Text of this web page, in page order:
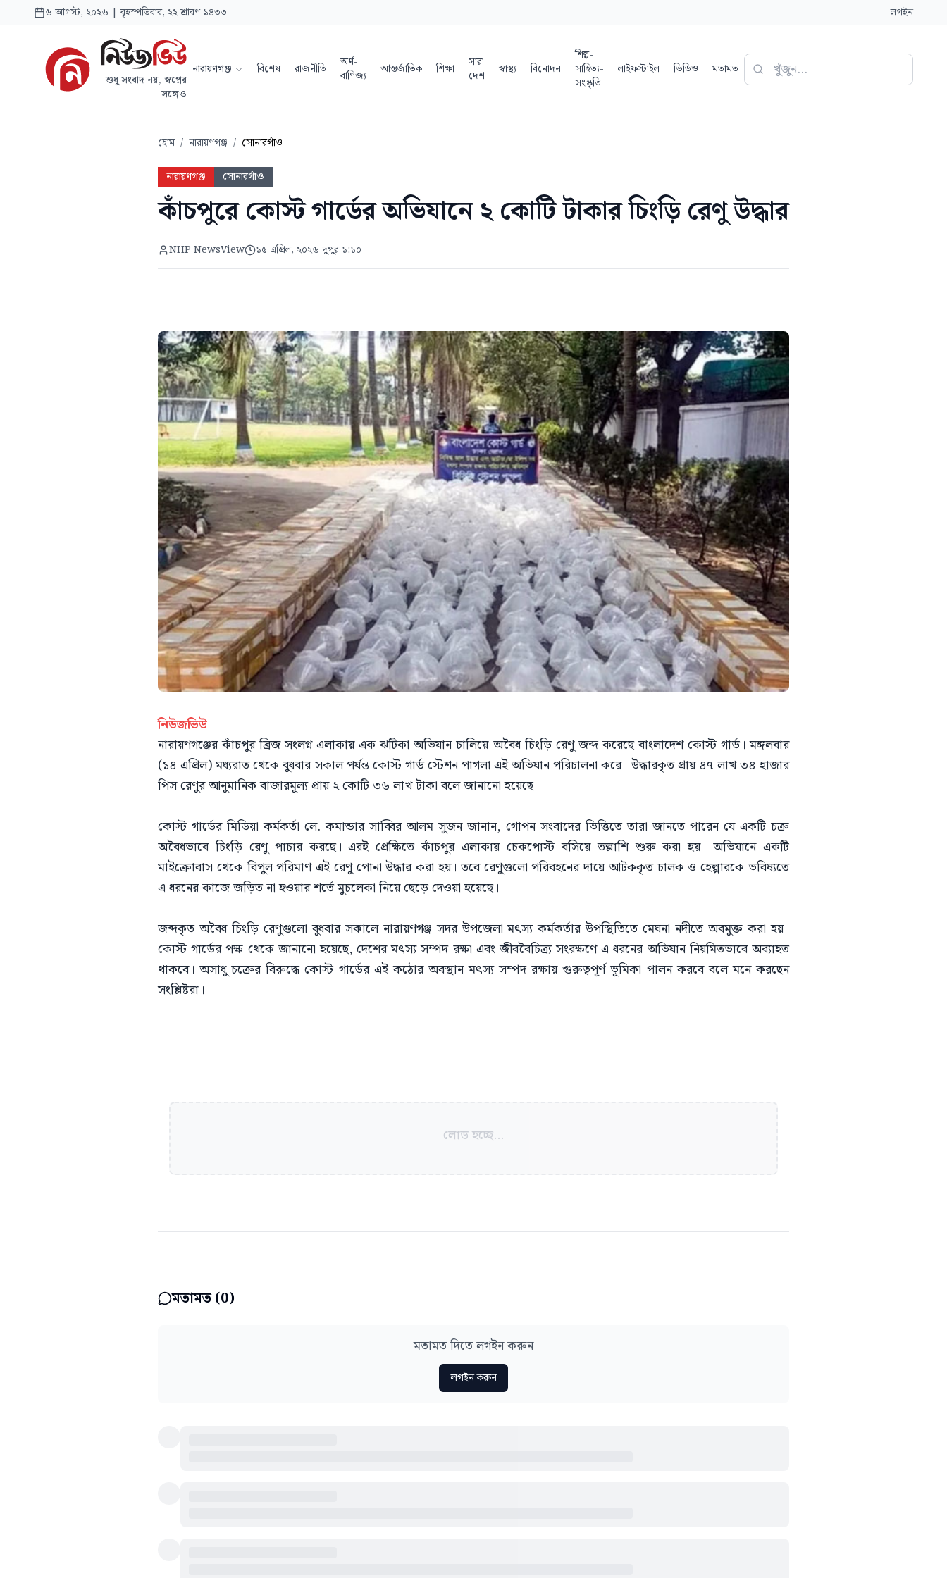
৬ আগস্ট, ২০২৬ | বৃহস্পতিবার, ২২ শ্রাবণ ১৪৩৩ লগইন
শুধু সংবাদ নয়, স্বপ্নের
সঙ্গেও
নারায়ণগঞ্জ বিশেষ রাজনীতি
অর্থ-
বাণিজ্য
আন্তর্জাতিক শিক্ষা
সারা
দেশ
স্বাস্থ্য বিনোদন
শিল্প-
সাহিত্য-
সংস্কৃতি
লাইফস্টাইল ভিডিও মতামত
হোম / নারায়ণগঞ্জ / সোনারগাঁও
নারায়ণগঞ্জ সোনারগাঁও
কাঁচপুরে কোস্ট গার্ডের অভিযানে ২ কোটি টাকার চিংড়ি রেণু উদ্ধার
NHP NewsView ১৫ এপ্রিল, ২০২৬ দুপুর ১:১০
নিউজভিউ
নারায়ণগঞ্জের কাঁচপুর ব্রিজ সংলগ্ন এলাকায় এক ঝটিকা অভিযান চালিয়ে অবৈধ চিংড়ি রেণু জব্দ করেছে বাংলাদেশ কোস্ট গার্ড। মঙ্গলবার
(১৪ এপ্রিল) মধ্যরাত থেকে বুধবার সকাল পর্যন্ত কোস্ট গার্ড স্টেশন পাগলা এই অভিযান পরিচালনা করে। উদ্ধারকৃত প্রায় ৪৭ লাখ ৩৪ হাজার
পিস রেণুর আনুমানিক বাজারমূল্য প্রায় ২ কোটি ৩৬ লাখ টাকা বলে জানানো হয়েছে।
কোস্ট গার্ডের মিডিয়া কর্মকর্তা লে. কমান্ডার সাব্বির আলম সুজন জানান, গোপন সংবাদের ভিত্তিতে তারা জানতে পারেন যে একটি চক্র
অবৈধভাবে চিংড়ি রেণু পাচার করছে। এরই প্রেক্ষিতে কাঁচপুর এলাকায় চেকপোস্ট বসিয়ে তল্লাশি শুরু করা হয়। অভিযানে একটি
মাইক্রোবাস থেকে বিপুল পরিমাণ এই রেণু পোনা উদ্ধার করা হয়। তবে রেণুগুলো পরিবহনের দায়ে আটককৃত চালক ও হেল্পারকে ভবিষ্যতে
এ ধরনের কাজে জড়িত না হওয়ার শর্তে মুচলেকা নিয়ে ছেড়ে দেওয়া হয়েছে।
জব্দকৃত অবৈধ চিংড়ি রেণুগুলো বুধবার সকালে নারায়ণগঞ্জ সদর উপজেলা মৎস্য কর্মকর্তার উপস্থিতিতে মেঘনা নদীতে অবমুক্ত করা হয়।
কোস্ট গার্ডের পক্ষ থেকে জানানো হয়েছে, দেশের মৎস্য সম্পদ রক্ষা এবং জীববৈচিত্র্য সংরক্ষণে এ ধরনের অভিযান নিয়মিতভাবে অব্যাহত
থাকবে। অসাধু চক্রের বিরুদ্ধে কোস্ট গার্ডের এই কঠোর অবস্থান মৎস্য সম্পদ রক্ষায় গুরুত্বপূর্ণ ভূমিকা পালন করবে বলে মনে করছেন
সংশ্লিষ্টরা।
লোড হচ্ছে...
মতামত (0)
মতামত দিতে লগইন করুন
লগইন করুন